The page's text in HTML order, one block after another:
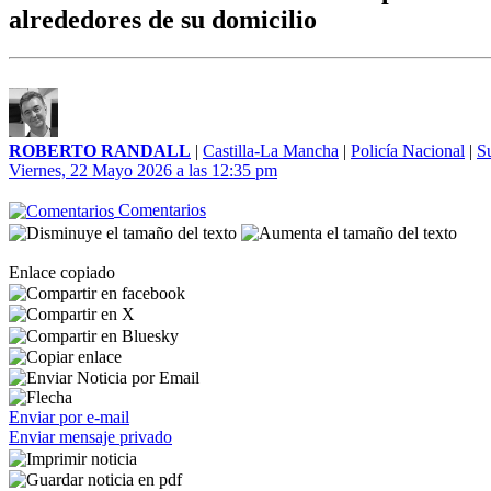
alrededores de su domicilio
ROBERTO RANDALL | Castilla-La Mancha | Policía Nacional |
Viernes, 22 Mayo 2026 a las 12:35 pm
Comentarios
Enlace copiado
Enviar por e-mail
Enviar mensaje privado